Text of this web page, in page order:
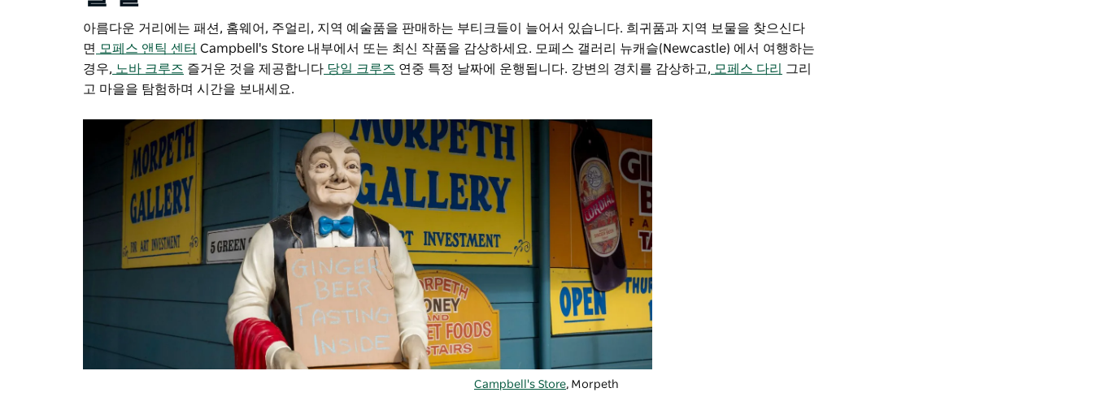
아름다운 거리에는 패션, 홈웨어, 주얼리, 지역 예술품을 판매하는 부티크들이 늘어서 있습니다. 희귀품과 지역 보물을 찾으신다
면 모페스 앤틱 센터 Campbell's Store 내부에서 또는 최신 작품을 감상하세요. 모페스 갤러리
뉴캐슬(Newcastle) 에서 여행하는
경우, 노바 크루즈 즐거운 것을 제공합니다 당일 크루즈 연중 특정 날짜에 운행됩니다. 강변의 경치를 감상하고, 모페스 다리
그리
고 마을을 탐험하며 시간을 보내세요.
Campbell's Store, Morpeth